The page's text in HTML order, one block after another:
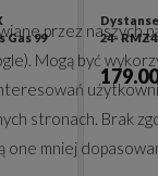
Gas 99
Dystanse
24-
przez naszych
Mogą być
stronach. Brak
one mniej